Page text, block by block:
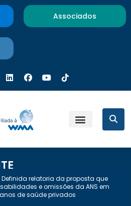
Associados
Definida relatoria da proposta que
e omissões da ANS em
de saúde privados